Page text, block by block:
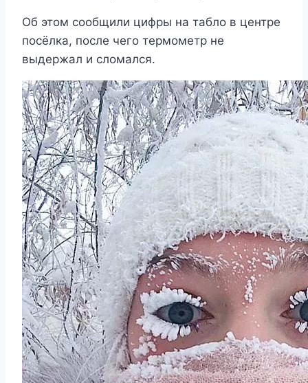
Об этом сообщили цифры на табло в центре
посёлка, после чего термометр не
выдержал и сломался.